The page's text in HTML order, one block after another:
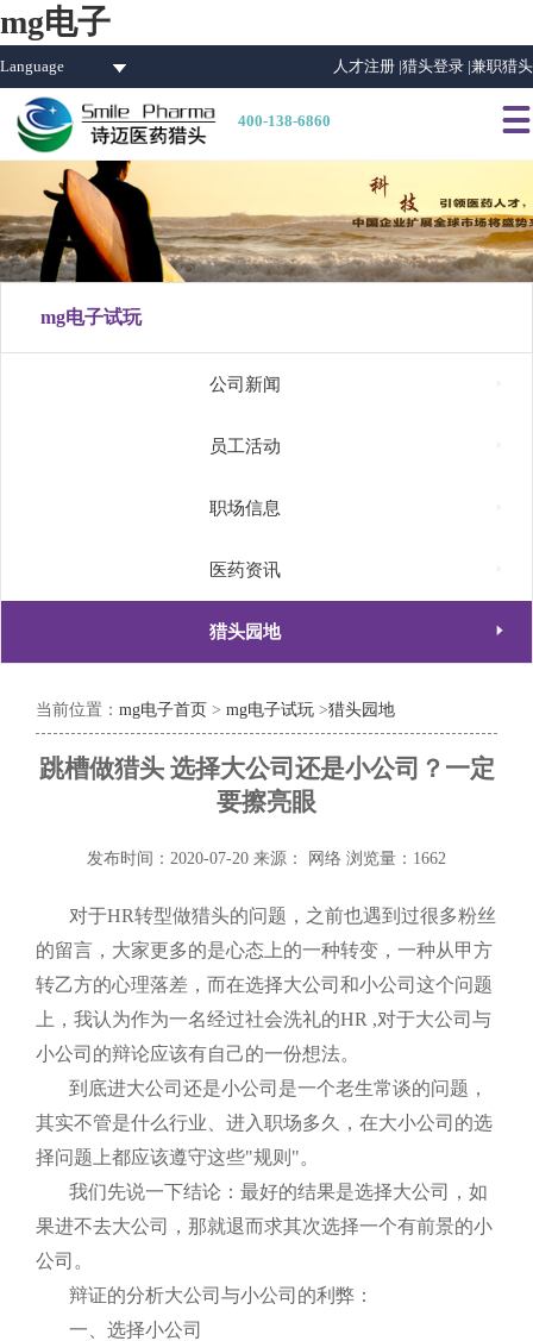
mg电子
Language 人才注册 |猎头登录 |兼职猎头
400-138-6860 
mg电子试玩
公司新闻
员工活动
职场信息
医药资讯
猎头园地 
当前位置： mg电子首页 > mg电子试玩 >猎头园地
跳槽做猎头 选择大公司还是小公司？一定
要擦亮眼
发布时间：2020-07-20 来源： 网络 浏览量：1662
对于HR转型做猎头的问题，之前也遇到过很多粉丝
的留言，大家更多的是心态上的一种转变，一种从甲方
转乙方的心理落差，而在选择大公司和小公司这个问题
上，我认为作为一名经过社会洗礼的HR ,对于大公司与
小公司的辩论应该有自己的一份想法。
到底进大公司还是小公司是一个老生常谈的问题，
其实不管是什么行业、进入职场多久，在大小公司的选
择问题上都应该遵守这些"规则"。
我们先说一下结论：最好的结果是选择大公司，如
果进不去大公司，那就退而求其次选择一个有前景的小
公司。
辩证的分析大公司与小公司的利弊：
一、选择小公司